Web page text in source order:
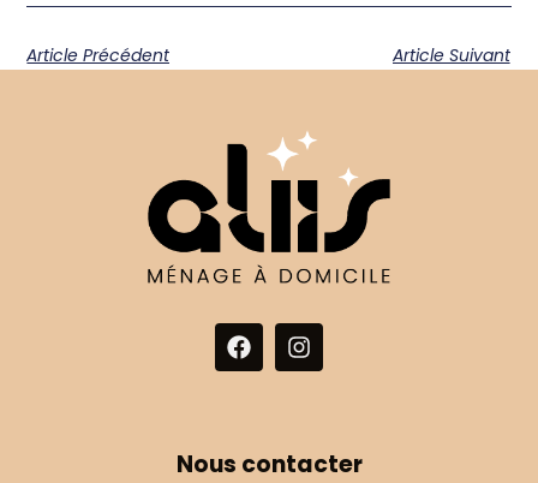
Article Précédent Article Suivant
Nous contacter